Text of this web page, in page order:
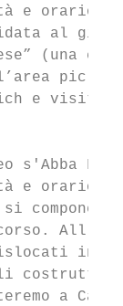
e orario
al
(una
pic-
e visita
s'Abba
e orario
si
in
a